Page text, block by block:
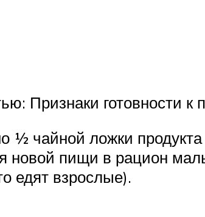
Признаки готовности к
чайной ложки продукта
новой пищи в рацион
едят взрослые).